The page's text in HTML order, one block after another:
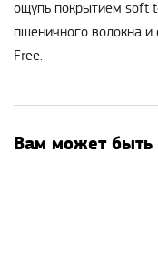
ощупь покрытием soft
пшеничного волокна и
Free.
Вам может быть